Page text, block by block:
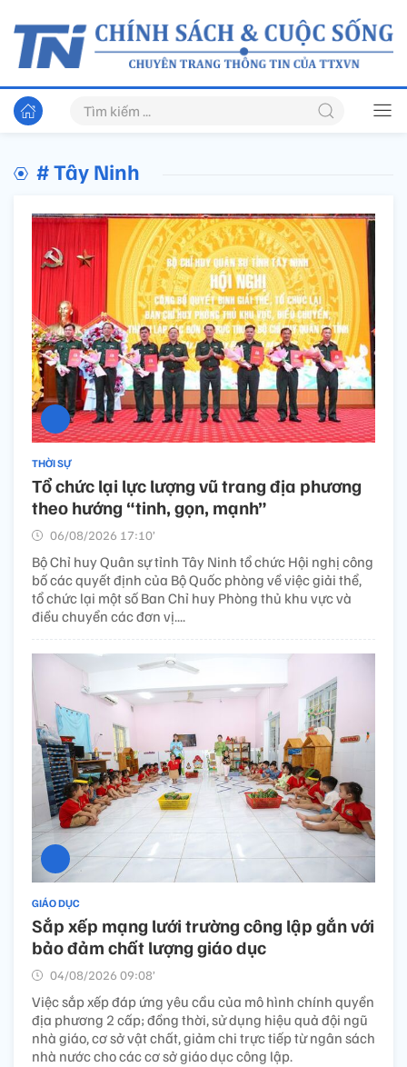
# Tây Ninh
THỜI SỰ
Tổ chức lại lực lượng vũ trang địa phương
theo hướng “tinh, gọn, mạnh”
06/08/2026 17:10’
Bộ Chỉ huy Quân sự tỉnh Tây Ninh tổ chức Hội nghị công
bố các quyết định của Bộ Quốc phòng về việc giải thể,
tổ chức lại một số Ban Chỉ huy Phòng thủ khu vực và
điều chuyển các đơn vị....
GIÁO DỤC
Sắp xếp mạng lưới trường công lập gắn với
bảo đảm chất lượng giáo dục
04/08/2026 09:08’
Việc sắp xếp đáp ứng yêu cầu của mô hình chính quyền
địa phương 2 cấp; đồng thời, sử dụng hiệu quả đội ngũ
nhà giáo, cơ sở vật chất, giảm chi trực tiếp từ ngân sách
nhà nước cho các cơ sở giáo dục công lập.